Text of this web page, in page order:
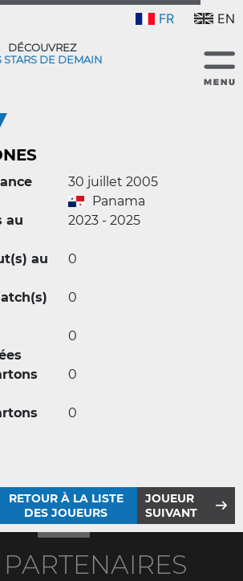
FR EN
DÉCOUVREZ
STARS DE DEMAIN
30 juillet 2005
Panama
au
2023 - 2025
au
0
0
0
0
0
RETOUR À LA LISTE
DES JOUEURS
JOUEUR
SUIVANT